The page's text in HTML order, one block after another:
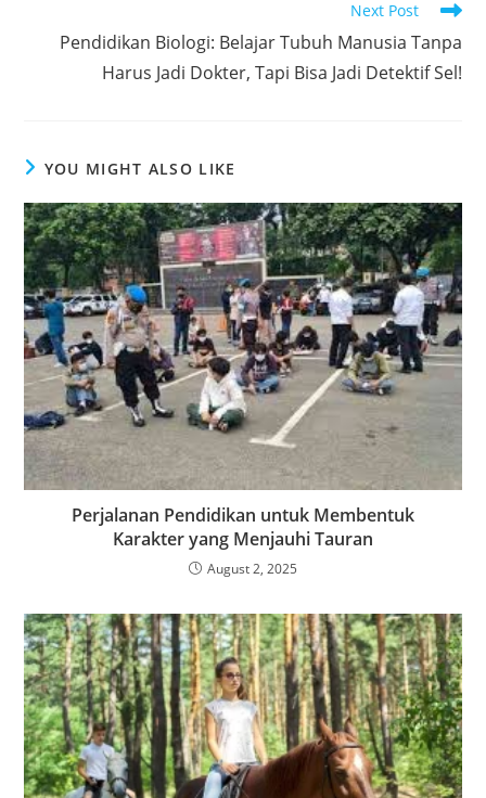
Next Post
Pendidikan Biologi: Belajar Tubuh Manusia Tanpa
Harus Jadi Dokter, Tapi Bisa Jadi Detektif Sel!
YOU MIGHT ALSO LIKE
Perjalanan Pendidikan untuk Membentuk
Karakter yang Menjauhi Tauran
August 2, 2025